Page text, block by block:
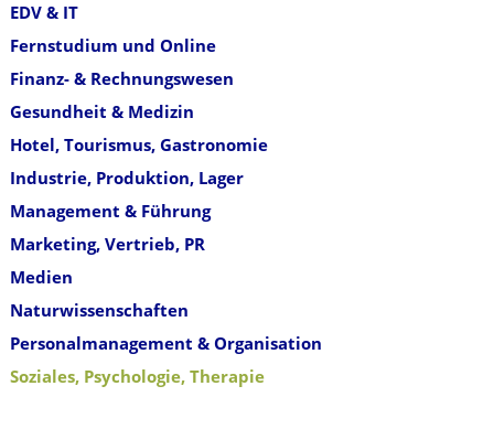
EDV & IT
Fernstudium und Online
Finanz- & Rechnungswesen
Gesundheit & Medizin
Hotel, Tourismus, Gastronomie
Industrie, Produktion, Lager
Management & Führung
Marketing, Vertrieb, PR
Medien
Naturwissenschaften
Personalmanagement & Organisation
Soziales, Psychologie, Therapie